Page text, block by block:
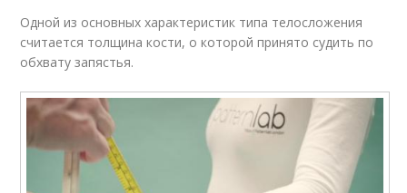
Одной из основных характеристик типа телосложения
считается толщина кости, о которой принято судить по
обхвату запястья.